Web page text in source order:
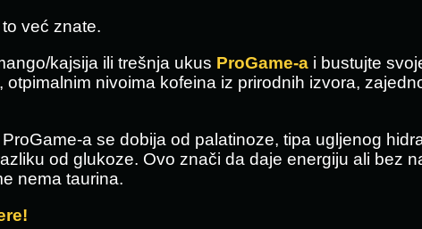
već znate.
kajsija ili trešnja ukus ProGame-ai bustujte
nivoima kofeina iz prirodnih izvora,
a se dobija od palatinoze, tipa ugljenog
od glukoze. Ovo znači da daje energiju ali bez
nema taurina.